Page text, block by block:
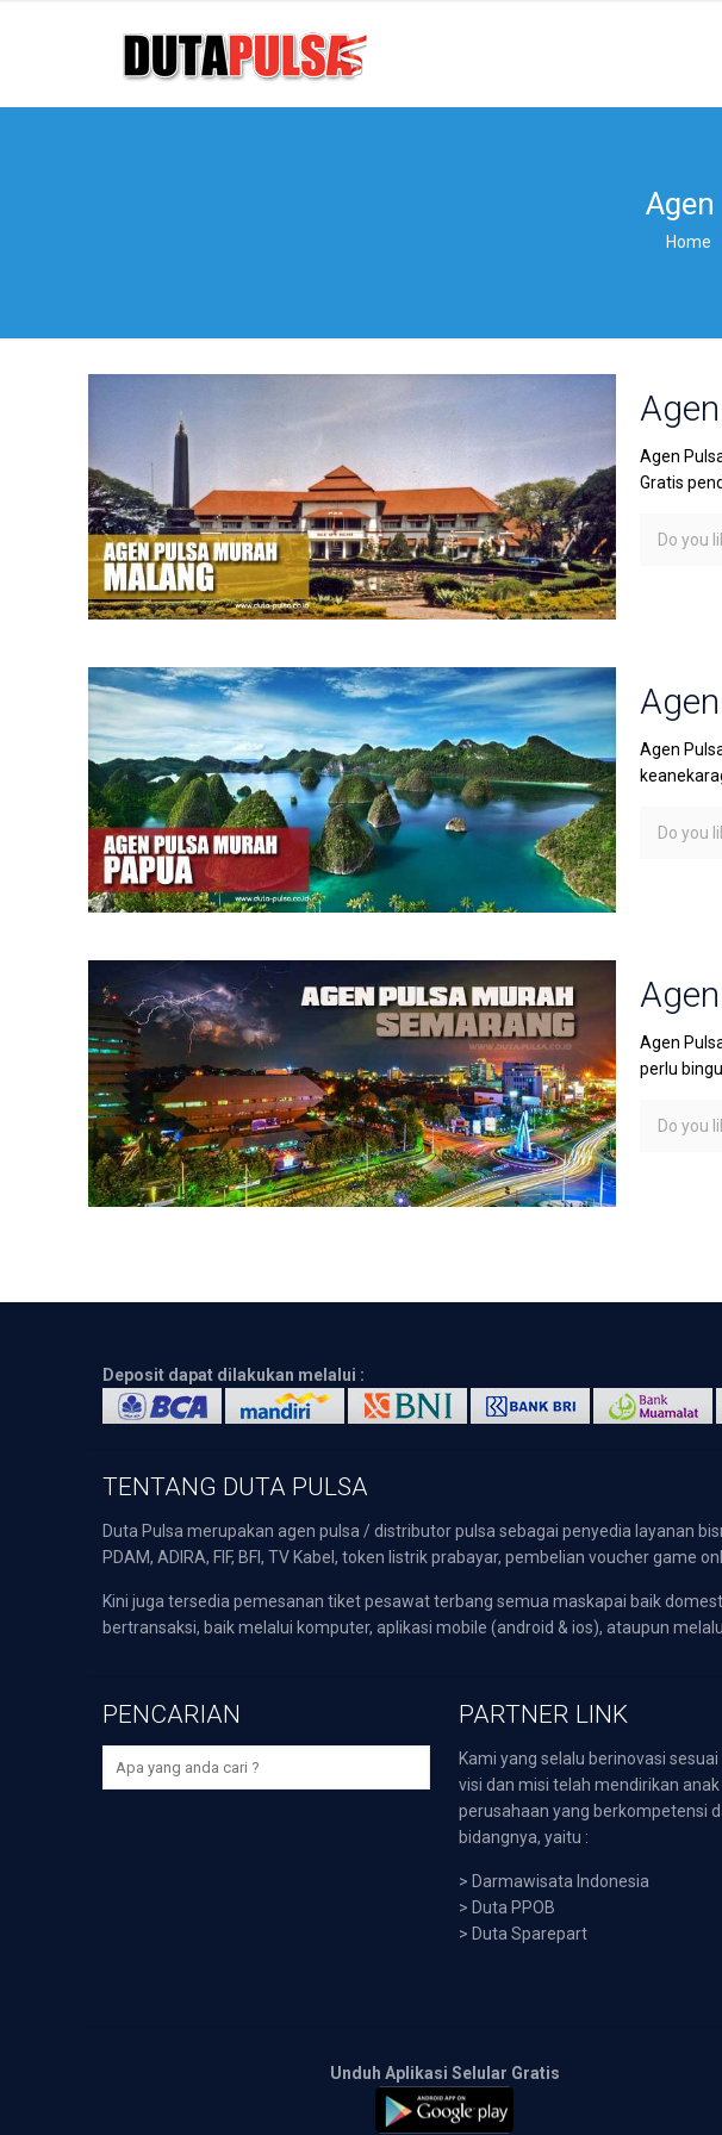
Home
Agen
Gratis
Do you
Agen
Do you
Agen
perlu
Do you
Deposit dapat dilakukan melalui :
TENTANG DUTA PULSA
Duta Pulsa merupakan agen pulsa / distributor pulsa sebagai penyedia layanan
PDAM, ADIRA, FIF, BFI, TV Kabel, token listrik prabayar, pembelian voucher game
Kini juga tersedia pemesanan tiket pesawat terbang semua maskapai baik
bertransaksi, baik melalui komputer, aplikasi mobile (android & ios), ataupun
PENCARIAN PARTNER LINK
Kami yang selalu berinovasi
visi dan misi telah mendirikan anak
perusahaan yang berkompetensi
bidangnya, yaitu :
>Darmawisata Indonesia
>Duta PPOB
>Duta Sparepart
Unduh Aplikasi Selular Gratis